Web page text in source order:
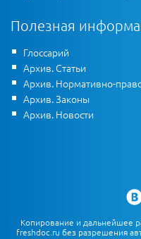
Полезная
Глоссарий
Архив. Статьи
Архив. Нормативно-
Архив. Законы
Архив. Новости
Копирование и дальнейшее
freshdoc.ru без разрешения